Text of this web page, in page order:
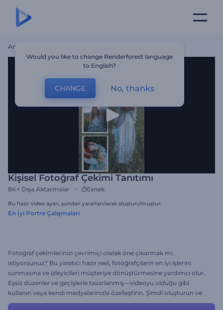
Ana Sayfa
Kişisel Fotoğraf Çekimi Tanıtımı
8K+ Dışa Aktarmalar Esnek
Bu hazır video ayarı, şundan yararlanılarak oluşturulmuştur:
En İyi Portre Çalışmaları
Fotoğraf çekimlerinizi çevrimiçi olarak öne çıkarmak mı
istiyorsunuz? Bu yaratıcı hazır reel, fotoğrafçıların en iyi işlerini
sunmasına ve izleyicileri müşteriye dönüştürmesine yardımcı olur.
Eşsiz düzenler ve geçişlerle tasarlanmış—videoyu olduğu gibi
kullanın veya kendi medyalarınızla özelleştirin. Şimdi oluşturun ve
portföyünüzü daha geniş kitlelere ulaştırın!
Would you like to change Renderforest language
to English?
CHANGE No, thanks